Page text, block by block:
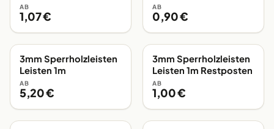
AB
1,07 €
AB
0,90 €
EIGENE FERTIGUNG
3mm Sperrholzleisten
Leisten 1m
AB
5,20 €
AB LAGER
3mm Sperrholzleisten
Leisten 1m Restposten
AB
1,00 €